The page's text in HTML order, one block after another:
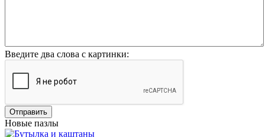
Введите два слова с картинки:
Отправить
Новые пазлы